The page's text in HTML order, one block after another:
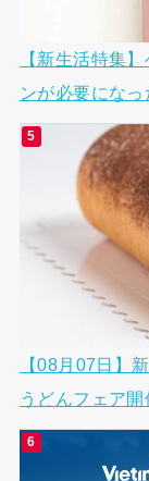
【新生活特集
ンが必要にな
【08月07日】
うどんフェア